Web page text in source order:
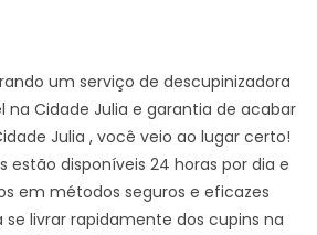
um serviço de descupinizadora
na Cidade Julia e garantia de acabar
Julia , você veio ao lugar certo!
estão disponíveis 24 horas por dia e
em métodos seguros e eficazes
livrar rapidamente dos cupins na